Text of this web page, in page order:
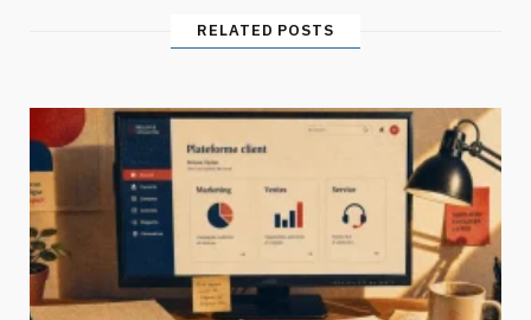
RELATED POSTS